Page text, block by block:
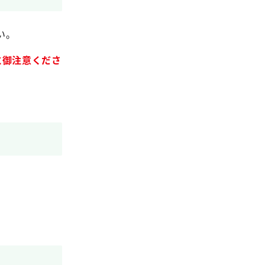
注意くださ